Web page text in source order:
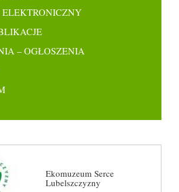
– OGŁOSZENIA
Ekomuzeum Serce
Lubelszczyzny